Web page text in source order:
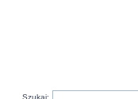
Szukaj: